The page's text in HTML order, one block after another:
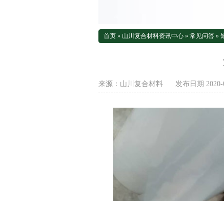
首页 » 山川复合材料资讯中心 » 常见问答 »
来源： 山川复合材料 发布日期 2020-